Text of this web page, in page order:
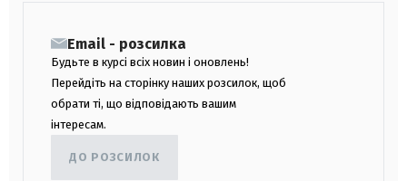
Email - розсилка
Будьте в курсі всіх новин і оновлень!
Перейдіть на сторінку наших розсилок, щоб
обрати ті, що відповідають вашим
інтересам.
ДО РОЗСИЛОК